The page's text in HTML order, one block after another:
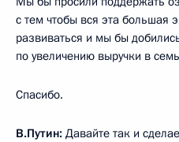
с тем чтобы вся эта большая
развиваться и мы бы
по увеличению выручки в
Спасибо.
В.Путин: Давайте так и